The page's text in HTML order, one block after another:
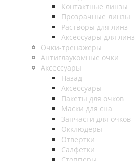
Контактные линзы
Прозрачные линзы
Растворы для линз
Аксессуары для линз
Очки-тренажеры
Антиглаукомные очки
Аксессуары
Назад
Аксессуары
Пакеты для очков
Маски для сна
Запчасти для очков
Окклюдеры
Отвёртки
Салфетки